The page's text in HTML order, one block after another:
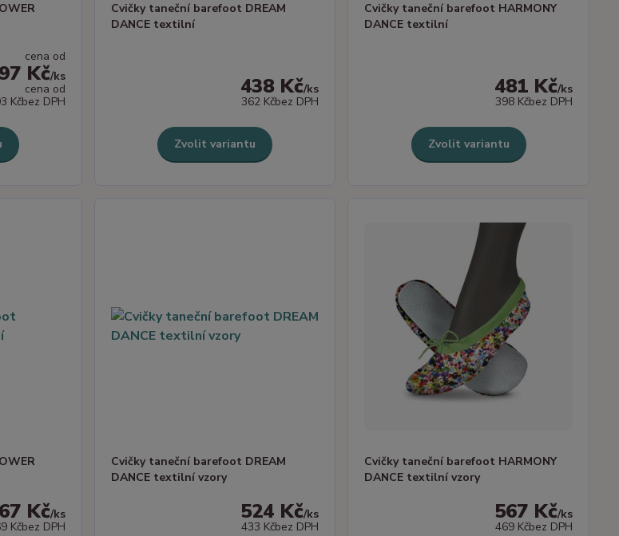
cena od
Kč/ks
cena od
Kčbez DPH
Cvičky taneční barefoot DREAM
DANCE textilní
438 Kč/ks
362 Kčbez DPH
Zvolit variantu
Cvičky taneční barefoot HARMONY
DANCE textilní
481 Kč/ks
398 Kčbez DPH
Zvolit variantu
Kč/ks
Kčbez DPH
Cvičky taneční barefoot DREAM
DANCE textilní vzory
524 Kč/ks
433 Kčbez DPH
Cvičky taneční barefoot HARMONY
DANCE textilní vzory
567 Kč/ks
469 Kčbez DPH